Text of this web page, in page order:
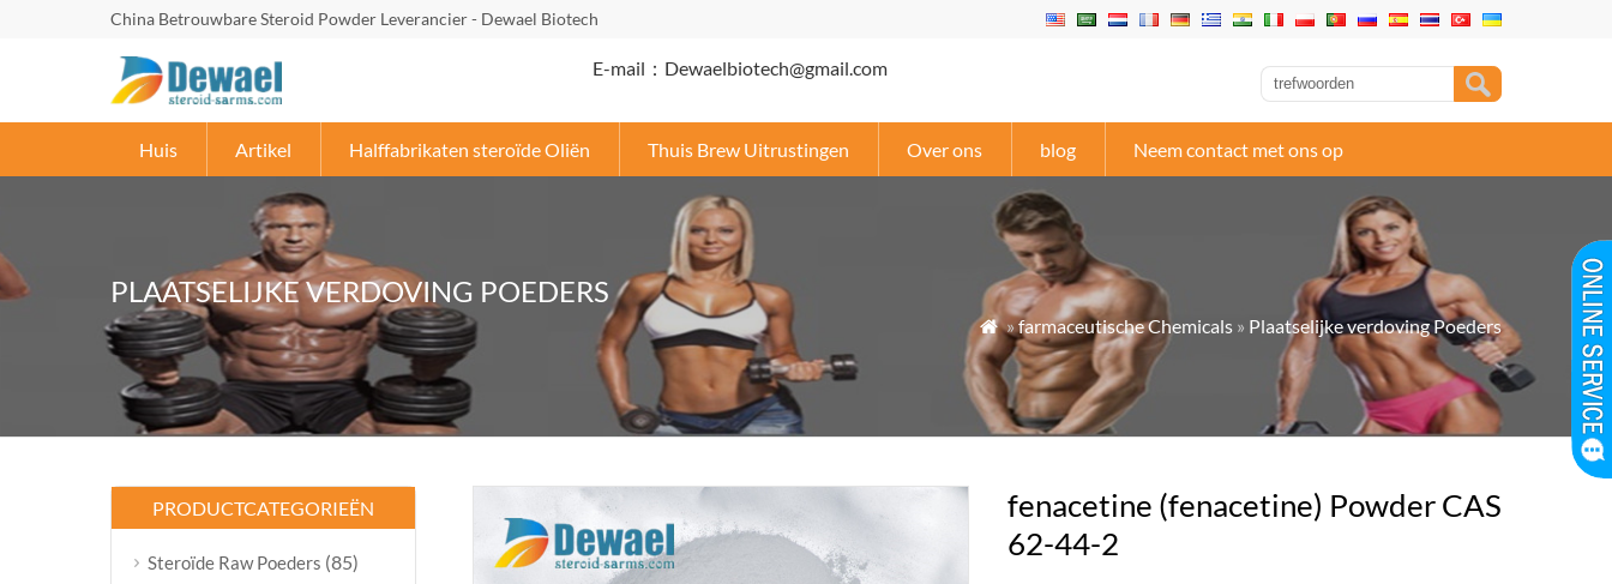
China Betrouwbare Steroid Powder Leverancier - Dewael Biotech
E-mail：Dewaelbiotech@gmail.com
Huis Artikel Halffabrikaten steroïde Oliën Thuis Brew Uitrustingen Over ons blog Neem contact met ons op
PLAATSELIJKE VERDOVING POEDERS
 »farmaceutische Chemicals » Plaatselijke verdoving Poeders
fenacetine (fenacetine) Powder CAS
62-44-2
PRODUCTCATEGORIEËN
Steroïde Raw Poeders (85)